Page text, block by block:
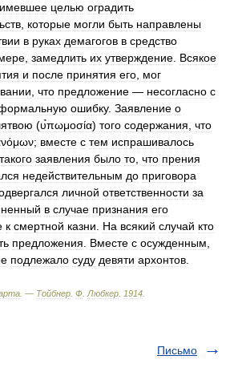
имевшее целью оградить
которые могли быть направлены
в руках демагогов в средство
замедлить их утверждение Всякое
и после принятия его мог
что предложение — несогласно с
ошибку. Заявление о
(υ̉πωμοσία) того содержания что
; вместе с тем испрашивалось
такого заявления было то что прения
недействительным до приговора
личной ответственности за
в случае признания его
к смертной казни На всякий случай кто
предложения Вместе с осужденным
подлежало суду девяти архонтов
. — Тойбнер Ф Любкер 1914
Письмо